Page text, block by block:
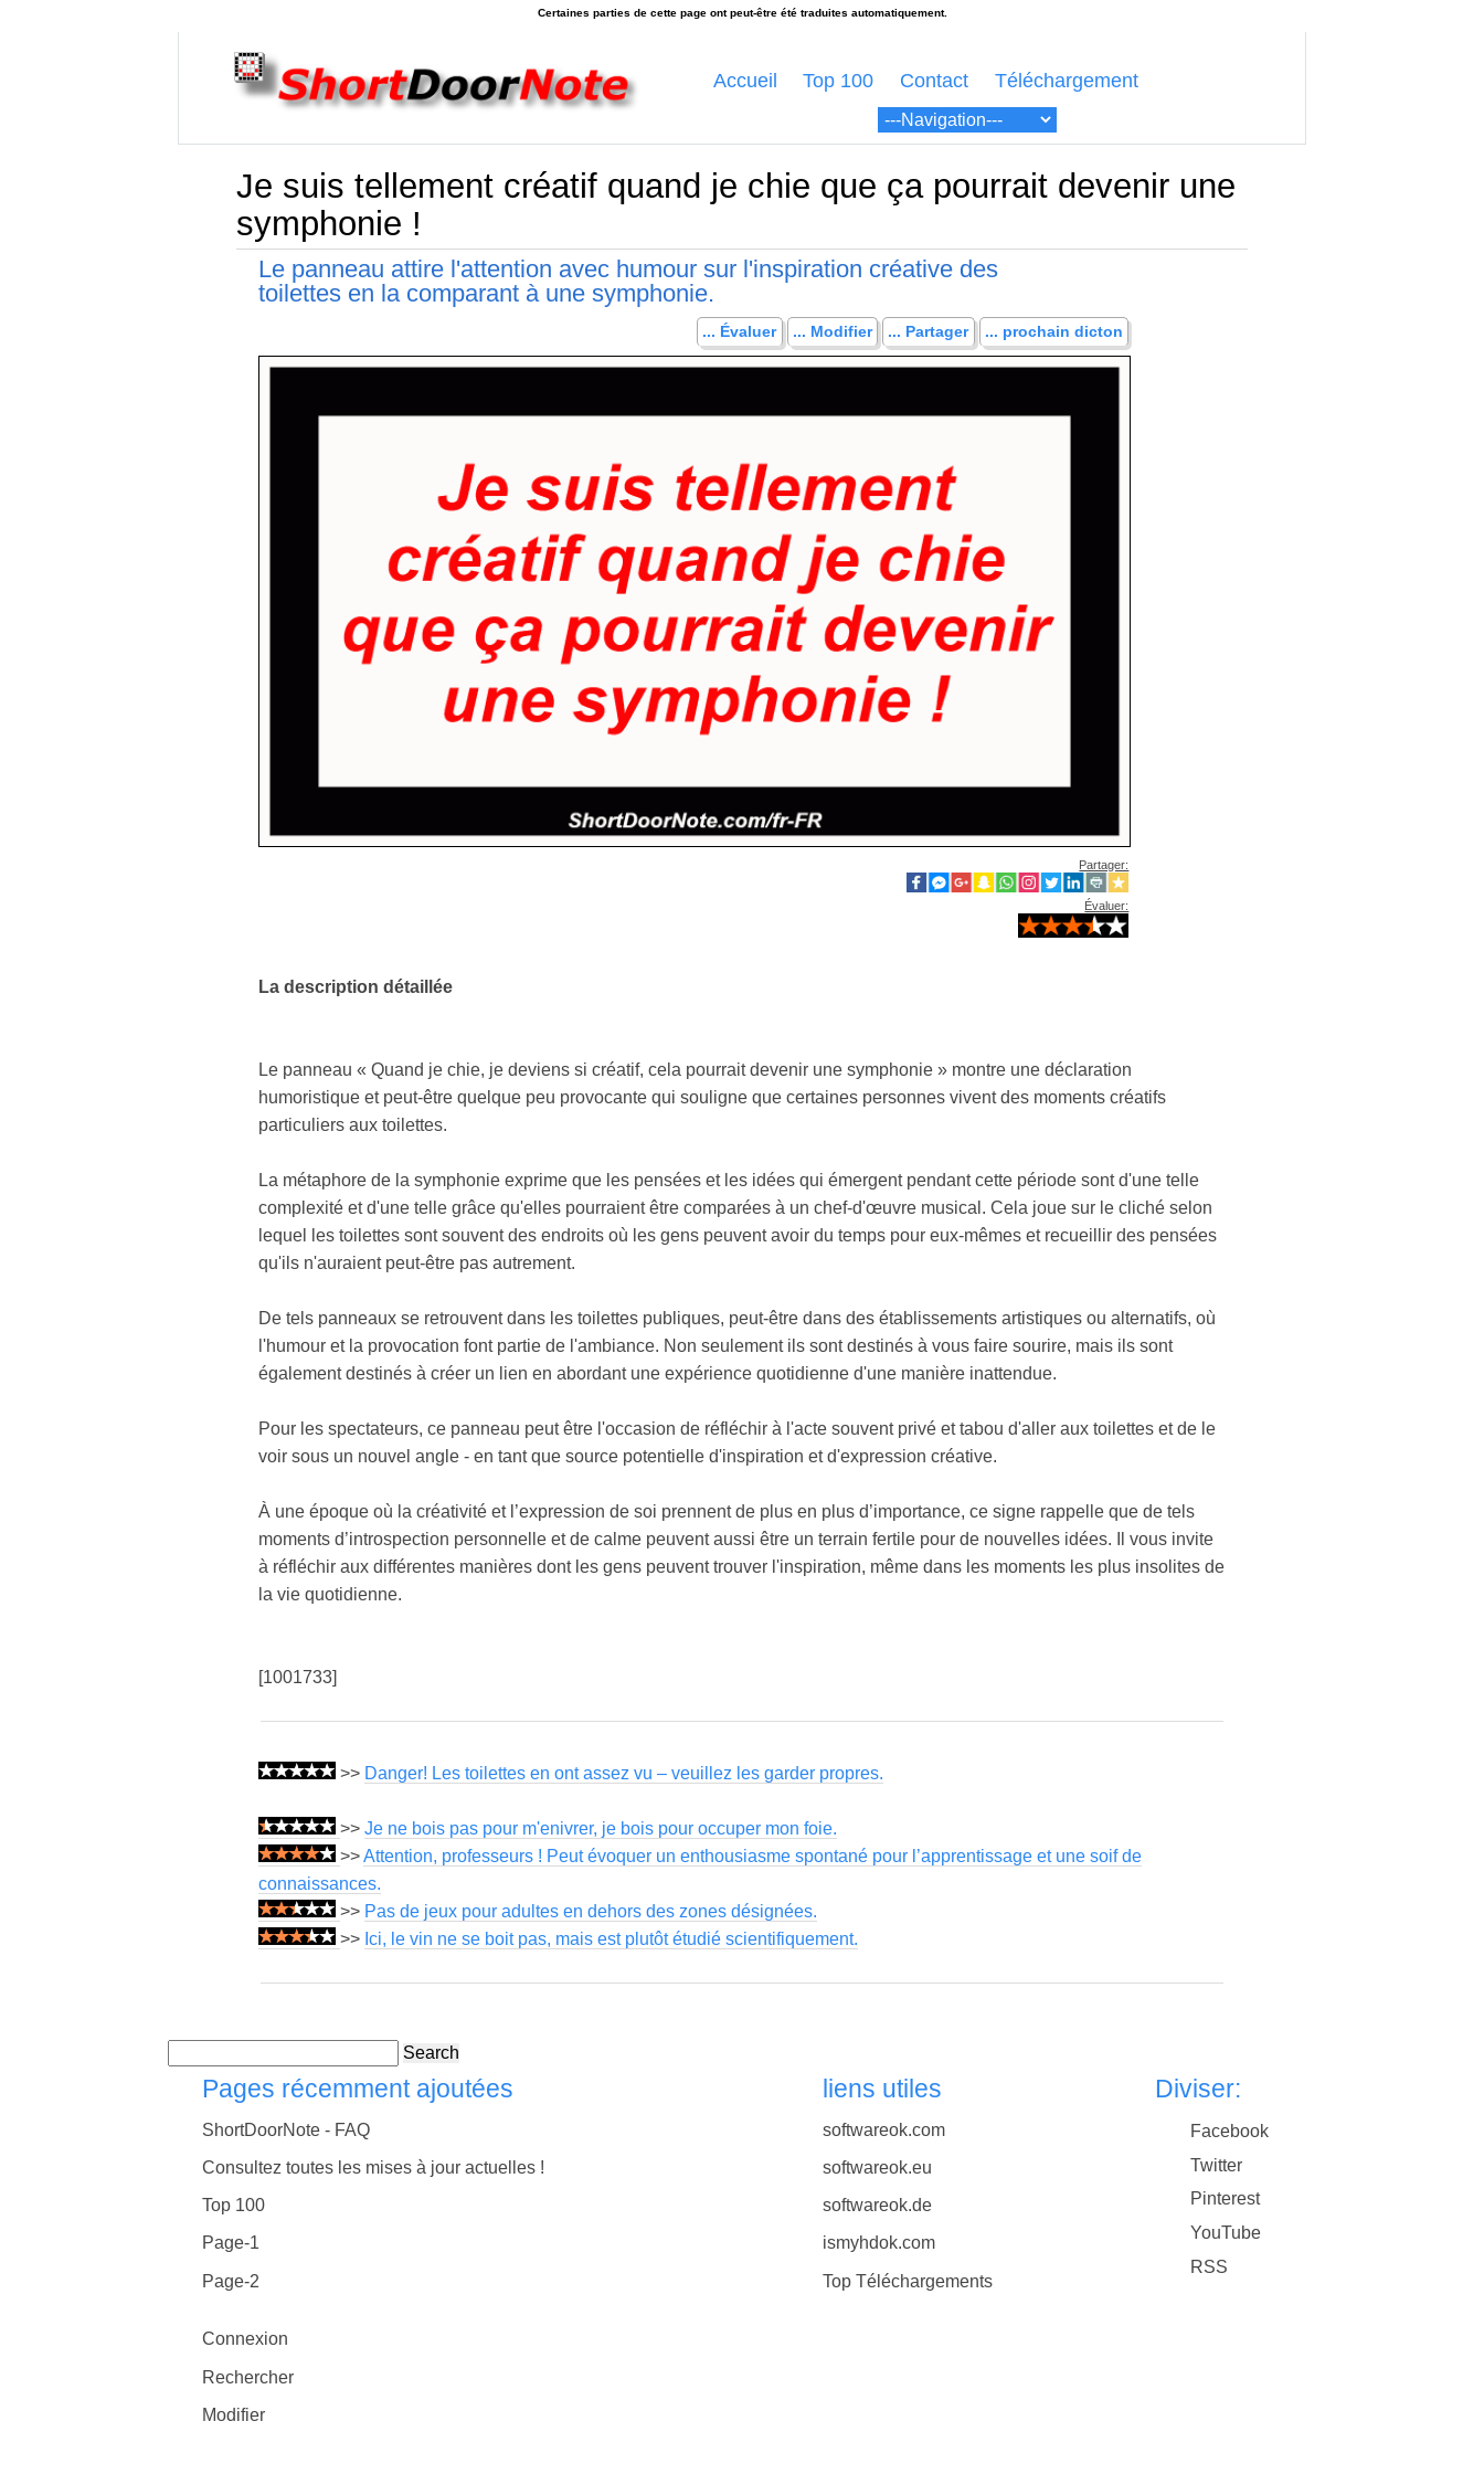
Accueil Top 100 Contact Téléchargement
Je suis tellement créatif quand je chie que ça pourrait devenir une
symphonie !
Le panneau attire l'attention avec humour sur l'inspiration créative des
toilettes en la comparant à une symphonie.
... Évaluer ... Modifier ... Partager ... prochain dicton
Partager:
Évaluer:
La description détaillée
Le panneau « Quand je chie, je deviens si créatif, cela pourrait devenir une symphonie » montre une déclaration
humoristique et peut-être quelque peu provocante qui souligne que certaines personnes vivent des moments créatifs
particuliers aux toilettes.
La métaphore de la symphonie exprime que les pensées et les idées qui émergent pendant cette période sont d'une telle
complexité et d'une telle grâce qu'elles pourraient être comparées à un chef-d'œuvre musical. Cela joue sur le cliché selon
lequel les toilettes sont souvent des endroits où les gens peuvent avoir du temps pour eux-mêmes et recueillir des pensées
qu'ils n'auraient peut-être pas autrement.
De tels panneaux se retrouvent dans les toilettes publiques, peut-être dans des établissements artistiques ou alternatifs, où
l'humour et la provocation font partie de l'ambiance. Non seulement ils sont destinés à vous faire sourire, mais ils sont
également destinés à créer un lien en abordant une expérience quotidienne d'une manière inattendue.
Pour les spectateurs, ce panneau peut être l'occasion de réfléchir à l'acte souvent privé et tabou d'aller aux toilettes et de le
voir sous un nouvel angle - en tant que source potentielle d'inspiration et d'expression créative.
À une époque où la créativité et l’expression de soi prennent de plus en plus d’importance, ce signe rappelle que de tels
moments d’introspection personnelle et de calme peuvent aussi être un terrain fertile pour de nouvelles idées. Il vous invite
à réfléchir aux différentes manières dont les gens peuvent trouver l'inspiration, même dans les moments les plus insolites de
la vie quotidienne.
[1001733]
>> Danger! Les toilettes en ont assez vu – veuillez les garder propres.
>> Je ne bois pas pour m'enivrer, je bois pour occuper mon foie.
>>Attention, professeurs ! Peut évoquer un enthousiasme spontané pour l’apprentissage et une soif de
connaissances.
>> Pas de jeux pour adultes en dehors des zones désignées.
>> Ici, le vin ne se boit pas, mais est plutôt étudié scientifiquement.
Search
Pages récemment ajoutées
ShortDoorNote - FAQ
Consultez toutes les mises à jour actuelles !
Top 100
Page-1
Page-2
Connexion
Rechercher
Modifier
liens utiles
softwareok.com
softwareok.eu
softwareok.de
ismyhdok.com
Top Téléchargements
Diviser:
Facebook
Twitter
Pinterest
YouTube
RSS